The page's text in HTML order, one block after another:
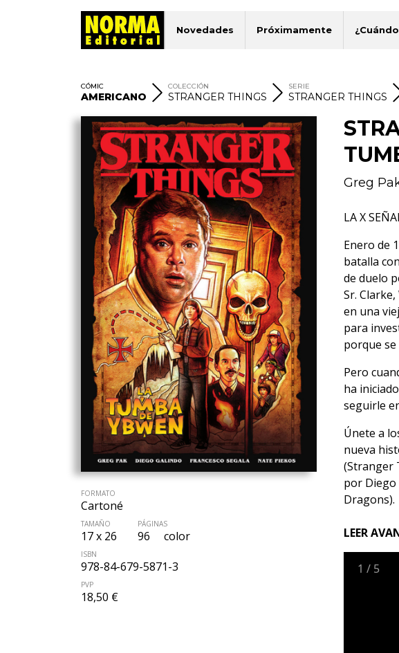
Novedades Próximamente
CÓMIC
AMERICANO
COLECCIÓN
STRANGER THINGS
SERIE
STRANGER THINGS
FORMATO
Cartoné
TAMAÑO
17 x 26
PÁGINAS
96 color
ISBN
978-84-679-5871-3
PVP
18,50 €
Greg
LA X
Enero de
batalla
de duelo
Sr.
en una
para
porque
Pero
ha
seguirle
Únete a
nueva
(Stranger
por Diego
Dragons).
LEER
1 / 5